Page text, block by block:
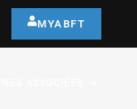
MYABFT